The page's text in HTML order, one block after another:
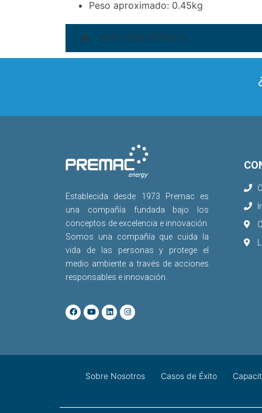
Peso aproximado: 0.45kg
VER FICHA TÉCNICA
Establecida desde 1973 Premac es
una compañía fundada bajo los
conceptos de excelencia e innovación.
Somos una compañía que cuida la
vida de las personas y protege el
medio ambiente a través de acciones
responsables e innovación.
Sobre Nosotros Casos de Éxito